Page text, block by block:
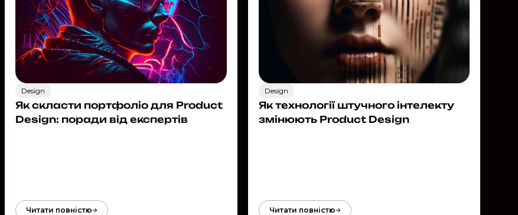
Design
Як скласти портфоліо для Product
Design: поради від експертів
Читати повністю
Design
Як технології штучного інтелекту
змінюють Product Design
Читати повністю